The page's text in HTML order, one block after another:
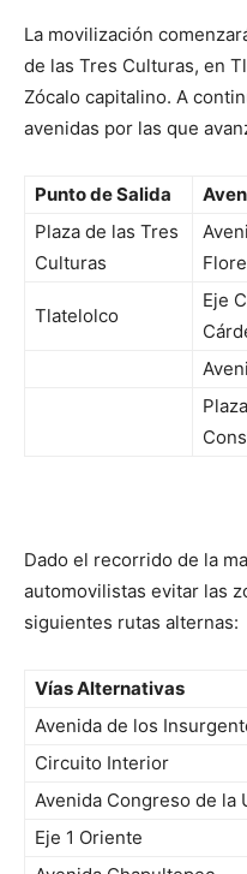
La movilización
de las Tres Culturas, en
Zócalo capitalino. A
avenidas por las que
Punto de Salida
Plaza de las Tres
Culturas
Tlatelolco
Eje
Dado el recorrido de la
automovilistas evitar las
siguientes rutas alternas:
Vías Alternativas
Avenida de los
Circuito Interior
Avenida Congreso de la
Eje 1 Oriente